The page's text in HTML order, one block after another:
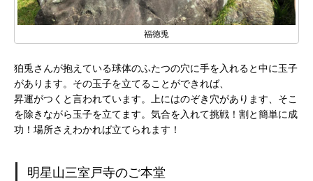
福徳兎
狛兎さんが抱えている球体のふたつの穴に手を入れると中に玉子
があります。その玉子を立てることができれば、
昇運がつくと言われています。上にはのぞき穴があります、そこ
を除きながら玉子を立てます。気合を入れて挑戦！割と簡単に成
功！場所さえわかれば立てられます！
明星山三室戸寺のご本堂